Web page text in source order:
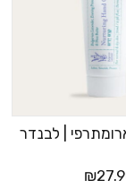
| לבנדר